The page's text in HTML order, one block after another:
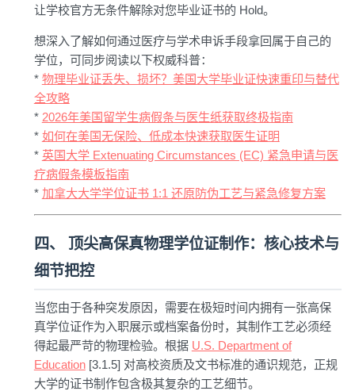
让学校官方无条件解除对您毕业证书的 Hold。
想深入了解如何通过医疗与学术申诉手段拿回属于自己的
学位，可同步阅读以下权威科普：
* 物理毕业证丢失、损坏？美国大学毕业证快速重印与替代
全攻略
* 2026年美国留学生病假条与医生纸获取终极指南
* 如何在美国无保险、低成本快速获取医生证明
* 英国大学 Extenuating Circumstances (EC) 紧急申请与医
疗病假条模板指南
* 加拿大大学学位证书 1:1 还原防伪工艺与紧急修复方案
四、 顶尖高保真物理学位证制作：核心技术与
细节把控
当您由于各种突发原因，需要在极短时间内拥有一张高保
真学位证作为入职展示或档案备份时，其制作工艺必须经
得起最严苛的物理检验。根据 U.S. Department of
Education[3.1.5] 对高校资质及文书标准的通识规范，正规
大学的证书制作包含极其复杂的工艺细节。